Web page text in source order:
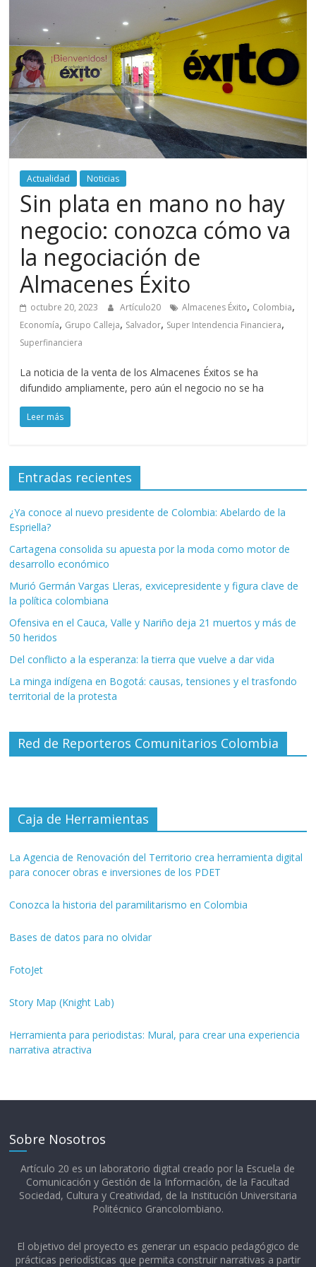
del
Politécnico
Grancolombiano
Actualidad Noticias
Sin plata en mano no hay
negocio: conozca cómo va
la negociación de
Almacenes Éxito
octubre 20, 2023 Artículo20 Almacenes Éxito, Colombia,
Economía, Grupo Calleja, Salvador, Super Intendencia Financiera,
Superfinanciera
La noticia de la venta de los Almacenes Éxitos se ha
difundido ampliamente, pero aún el negocio no se ha
Leer más
Entradas recientes
¿Ya conoce al nuevo presidente de Colombia: Abelardo de la
Espriella?
Cartagena consolida su apuesta por la moda como motor de
desarrollo económico
Murió Germán Vargas Lleras, exvicepresidente y figura clave de
la política colombiana
Ofensiva en el Cauca, Valle y Nariño deja 21 muertos y más de
50 heridos
Del conflicto a la esperanza: la tierra que vuelve a dar vida
La minga indígena en Bogotá: causas, tensiones y el trasfondo
territorial de la protesta
Red de Reporteros Comunitarios Colombia
Caja de Herramientas
La Agencia de Renovación del Territorio crea herramienta digital
para conocer obras e inversiones de los PDET
Conozca la historia del paramilitarismo en Colombia
Bases de datos para no olvidar
FotoJet
Story Map (Knight Lab)
Herramienta para periodistas: Mural, para crear una experiencia
narrativa atractiva
Sobre Nosotros
Artículo 20 es un laboratorio digital creado por la Escuela de
Comunicación y Gestión de la Información, de la Facultad
Sociedad, Cultura y Creatividad, de la Institución Universitaria
Politécnico Grancolombiano.​
El objetivo del proyecto es generar un espacio pedagógico de
prácticas periodísticas que permita construir narrativas a partir